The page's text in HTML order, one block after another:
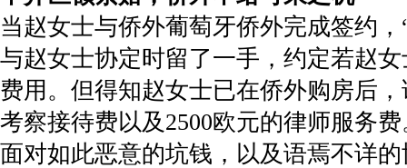
当赵女士与侨外葡萄牙侨外完成签约
与赵女士协定时留了一手，约定若赵
费用。但得知赵女士已在侨外购房后
考察接待费以及2500欧元的律师服
面对如此恶意的坑钱，以及语焉不详